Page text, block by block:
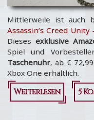
Mittlerweile ist auch
Assassin’s Creed
Dieses exklusive
Spiel und
Taschenuhr, ab €
Xbox One erhältlich.
Weiterlesen
über
5